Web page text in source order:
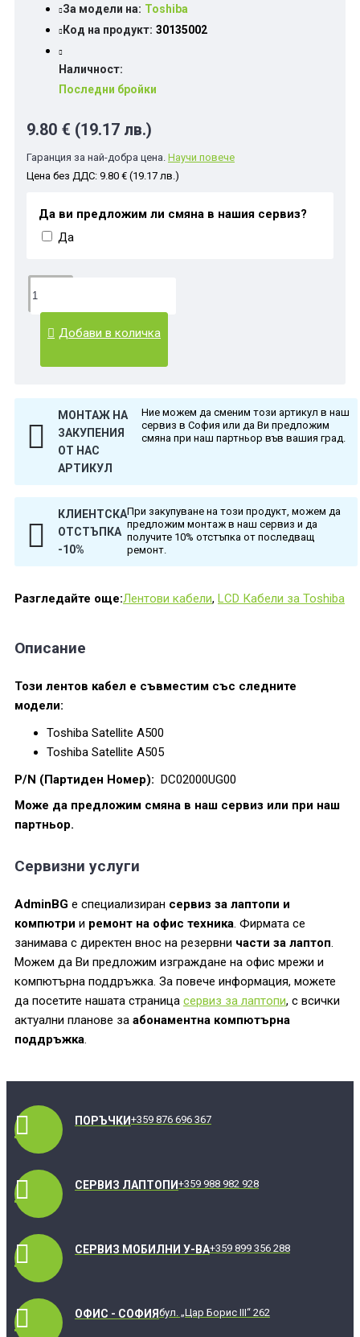
За модели на: Toshiba
Код на продукт: 30135002
Наличност:
Последни бройки
9.80 € (19.17 лв.)
Гаранция за най-добра цена. Научи повече
Цена без ДДС: 9.80 € (19.17 лв.)
Да ви предложим ли смяна в нашия сервиз?
Да
Добави в количка
МОНТАЖ НА
ЗАКУПЕНИЯ
ОТ НАС
АРТИКУЛ
Ние можем да сменим този артикул в наш
сервиз в София или да Ви предложим
смяна при наш партньор във вашия град.
КЛИЕНТСКА
ОТСТЪПКА
-10%
При закупуване на този продукт, можем да
предложим монтаж в наш сервиз и да
получите 10% отстъпка от последващ
ремонт.
Разгледайте още:Лентови кабели, LCD Кабели за Toshiba
Описание
Този лентов кабел е съвместим със следните
модели:
Toshiba Satellite A500
Toshiba Satellite A505
P/N (Партиден Номер): DC02000UG00
Може да предложим смяна в наш сервиз или при наш
партньор.
Сервизни услуги
AdminBG е специализиран сервиз за лаптопи и
компютри и ремонт на офис техника. Фирмата се
занимава с директен внос на резервни части за лаптоп.
Можем да Ви предложим изграждане на офис мрежи и
компютърна поддръжка. За повече информация, можете
да посетите нашата страница сервиз за лаптопи, с всички
актуални планове за абонаментна компютърна
поддръжка.
ПОРЪЧКИ +359 876 696 367
СЕРВИЗ ЛАПТОПИ +359 988 982 928
СЕРВИЗ МОБИЛНИ У-ВА+359 899 356 288
ОФИС - СОФИЯ бул. „Цар Борис III“ 262